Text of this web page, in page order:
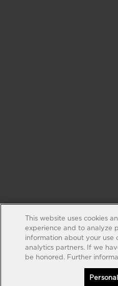
This website uses cookies
experience and to analyze
information about your use
analytics partners. If we
be honored. Further